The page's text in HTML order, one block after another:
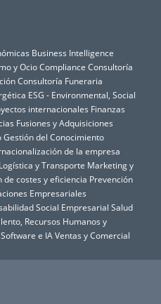
Business Intelligence
y OcioCompliance Consultoría
Consultoría Funeraria
ESG - Environmental, Social
internacionales Finanzas
Fusiones y Adquisiciones
Gestión del Conocimiento
de la empresa
Logística y Transporte Marketing y
de costes y eficiencia Prevención
Empresariales
Social Empresarial Salud
Recursos Humanos y
e IAVentas y Comercial